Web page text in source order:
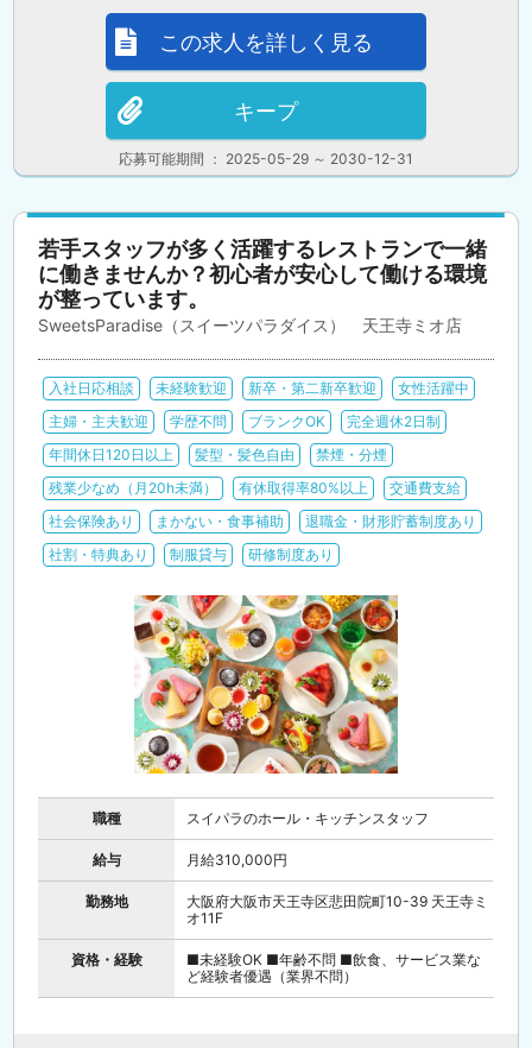
応募可能期間 ： 2025-05-29 ～ 2030-12-31
この求人を詳しく見る
キープ
若手スタッフが多く活躍するレストランで一緒
に働きませんか？初心者が安心して働ける環境
が整っています。
SweetsParadise（スイーツパラダイス） 天王寺ミオ店
入社日応相談 未経験歓迎 新卒・第二新卒歓迎
女性活躍中
主婦・主夫歓迎
学歴不問 ブランクOK
完全週休2日制
年間休日120日以上
髪型・髪色自由
禁煙・分煙
残業少なめ（月20h未満）
有休取得率80%以上
交通費支給
社会保険あり
まかない・食事補助
退職金・財形貯蓄制度あり
社割・特典あり
制服貸与 研修制度あり
職種 スイパラのホール・キッチンスタッフ
給与 月給310,000円
勤務地
大阪府大阪市天王寺区悲田院町10-39 天王寺ミ
オ11F
資格・経験
■未経験OK ■年齢不問 ■飲食、サービス業な
ど経験者優遇（業界不問）